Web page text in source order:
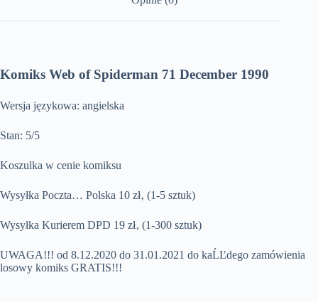
Komiks Web of Spiderman 71 December 1990
Wersja językowa: angielska
Stan: 5/5
Koszulka w cenie komiksu
Wysyłka Poczta… Polska 10 zł‚ (1-5 sztuk)
Wysyłka Kurierem DPD 19 zł‚ (1-300 sztuk)
UWAGA!!! od 8.12.2020 do 31.01.2021 do kaĹĽdego zamówienia
losowy komiks GRATIS!!!